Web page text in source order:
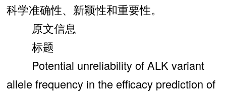
科学准确性、新颖性和重要性。
原文信息
标题
Potential unreliability of ALK variant
allele frequency in the efficacy prediction of